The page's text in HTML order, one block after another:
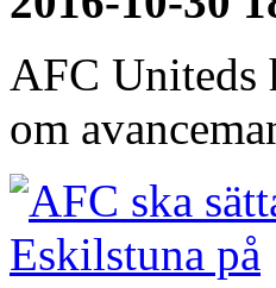
AFC Uniteds
om